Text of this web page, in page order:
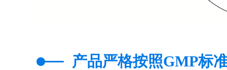
产品严格按照GMP标